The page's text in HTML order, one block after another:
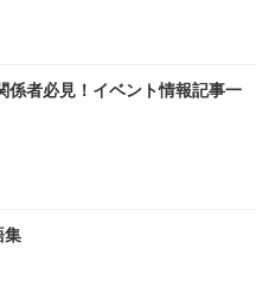
係者必見！イベント情報記事一
集